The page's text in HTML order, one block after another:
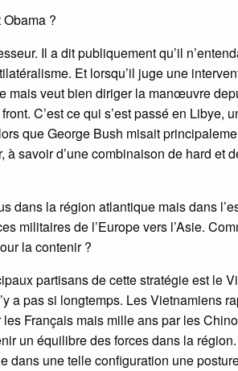
?
Il a dit publiquement qu’il
Et lorsqu’il juge une
mais veut bien diriger la manœuvre
C’est ce qui s’est passé en Libye,
que George Bush misait
savoir d’une combinaison de hard et
dans la région atlantique mais dans
militaires de l’Europe vers l’Asie.
la contenir ?
partisans de cette stratégie est le
a pas si longtemps. Les Vietnamiens
les Français mais mille ans par les
un équilibre des forces dans la
dans une telle configuration une